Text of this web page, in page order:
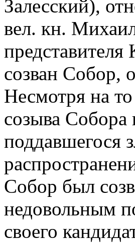
Залесский),
вел. кн.
созван Собор,
Несмотря на
созыва Собора
поддавшегося
Собор был
недовольным
своего